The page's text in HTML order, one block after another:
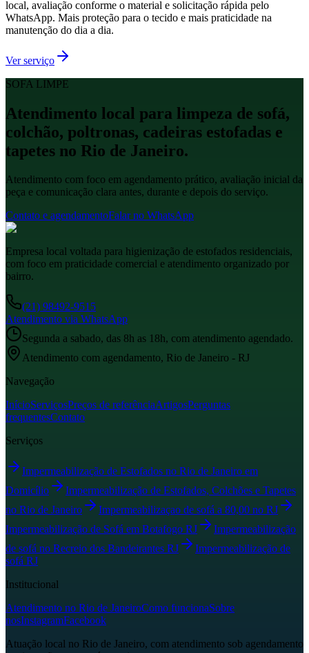
local, avaliação conforme o material e solicitação rápida pelo
WhatsApp. Mais proteção para o tecido e mais praticidade na
manutenção do dia a dia.
Ver serviço
SOFA LIMPE
Atendimento local para limpeza de sofá,
colchão, poltronas, cadeiras estofadas e
tapetes no Rio de Janeiro.
Atendimento com foco em agendamento prático, avaliação inicial da
peça e comunicação clara antes, durante e depois do serviço.
Contato e agendamentoFalar no WhatsApp
Empresa local voltada para higienização de estofados residenciais,
com foco em praticidade comercial e atendimento organizado por
bairro.
(21) 98492-9515
Atendimento via WhatsApp
Segunda a sabado, das 8h as 18h, com atendimento agendado.
Atendimento com agendamento, Rio de Janeiro - RJ
Navegação
InícioServiçosPreços de referênciaArtigosPerguntas
frequentesContato
Serviços
Impermeabilização de Estofados no Rio de Janeiro em
Domicílio
Impermeabilização de Estofados, Colchões e Tapetes
no Rio de Janeiro
Impermeabilizaçao de sofá a 80,00 no RJ
Impermeabilização de Sofá em Botafogo RJ
Impermeabilização
de sofá no Recreio dos Bandeirantes RJ
Impermeabilização de
sofá RJ
Institucional
Atendimento no Rio de JaneiroComo funcionaSobre
nosInstagramFacebook
Atuação local no Rio de Janeiro, com atendimento sob agendamento